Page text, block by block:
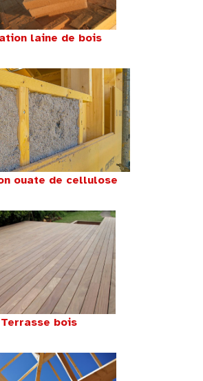
laine de bois
ouate de cellulose
Terrasse bois